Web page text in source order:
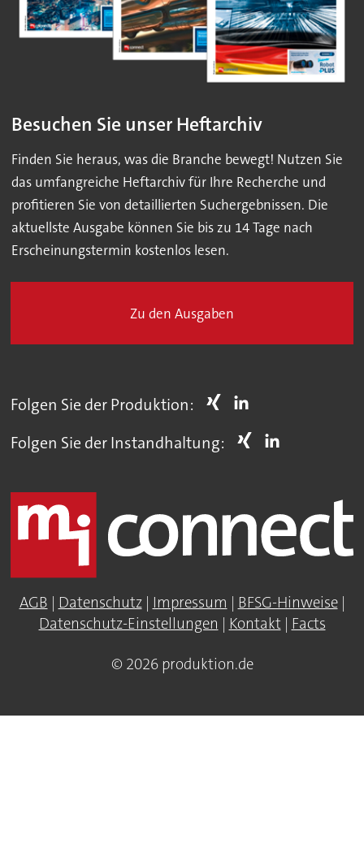
Besuchen Sie unser Heftarchiv
Finden Sie heraus, was die Branche bewegt! Nutzen Sie
das umfangreiche Heftarchiv für Ihre Recherche und
profitieren Sie von detaillierten Suchergebnissen. Die
aktuellste Ausgabe können Sie bis zu 14 Tage nach
Erscheinungstermin kostenlos lesen.
Zu den Ausgaben
Folgen Sie der Produktion:
Folgen Sie der Instandhaltung:
AGB | Datenschutz| Impressum | BFSG-Hinweise|
Datenschutz-Einstellungen | Kontakt| Facts
© 2026 produktion.de